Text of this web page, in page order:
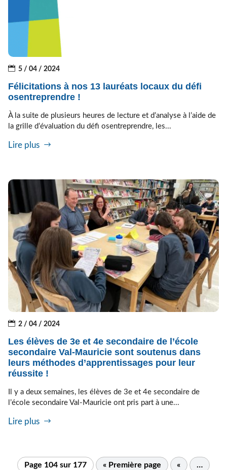
5 / 04 / 2024
Félicitations à nos 13 lauréats locaux du défi
osentreprendre !
À la suite de plusieurs heures de lecture et d’analyse à l’aide de
la grille d’évaluation du défi osentreprendre, les...
Lire plus
2 / 04 / 2024
Les élèves de 3e et 4e secondaire de l’école
secondaire Val-Mauricie sont soutenus dans
leurs méthodes d’apprentissages pour leur
réussite !
Il y a deux semaines, les élèves de 3e et 4e secondaire de
l’école secondaire Val-Mauricie ont pris part à une...
Lire plus
Page 104 sur 177 « Première page « …